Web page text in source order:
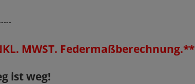
MWST. Federmaßberechnung.**
ist weg!